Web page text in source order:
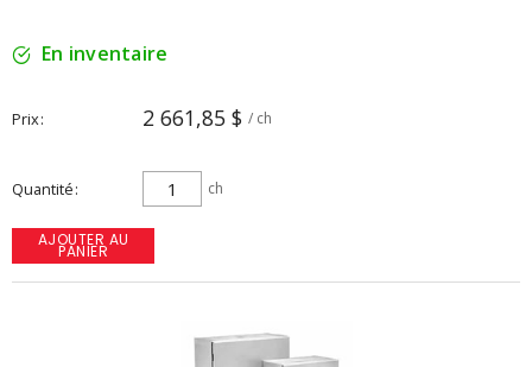
En inventaire
Prix 2 661,85 $ / ch
Quantité ch
AJOUTER AU
PANIER